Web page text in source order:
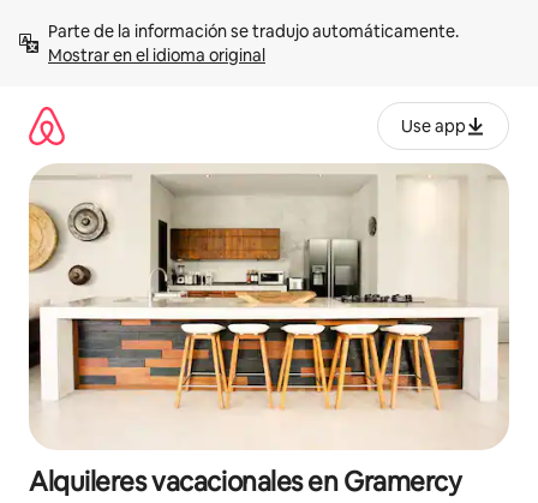
contenidoMostrar en el idioma original
Use app
Alquileres vacacionales en Gramercy